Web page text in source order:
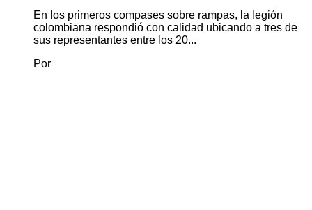
En los primeros compases sobre rampas, la legión
colombiana respondió con calidad ubicando a tres de
sus representantes entre los 20...
Por